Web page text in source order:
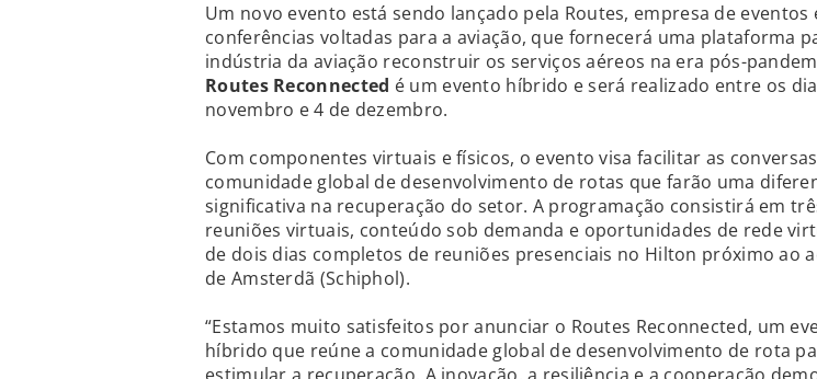
Um novo evento está sendo lançado pela Routes, empresa de eventos
conferências voltadas para a aviação, que fornecerá uma plataforma
indústria da aviação reconstruir os serviços aéreos na era pós-
Routes Reconnected é um evento híbrido e será realizado entre os
novembro e 4 de dezembro.
Com componentes virtuais e físicos, o evento visa facilitar as
comunidade global de desenvolvimento de rotas que farão uma
significativa na recuperação do setor. A programação consistirá em
reuniões virtuais, conteúdo sob demanda e oportunidades de rede
de dois dias completos de reuniões presenciais no Hilton próximo ao
de Amsterdã (Schiphol).
“Estamos muito satisfeitos por anunciar o Routes Reconnected, um
híbrido que reúne a comunidade global de desenvolvimento de rota